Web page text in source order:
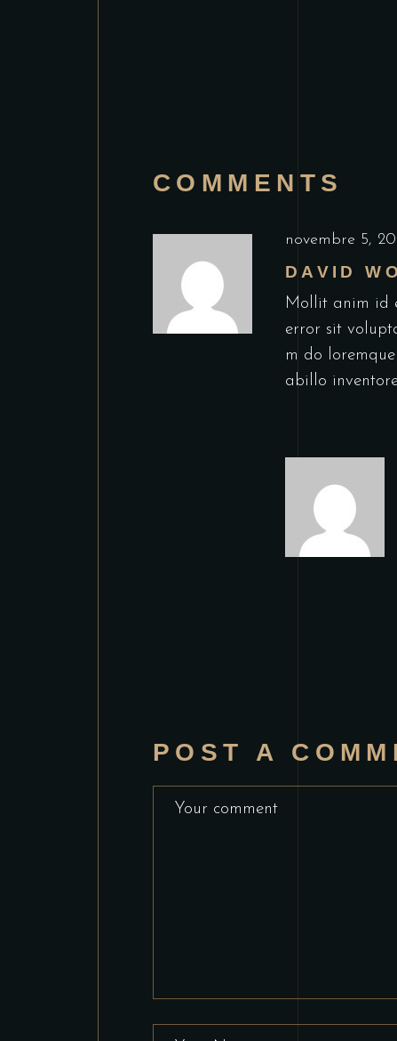
COMMENTS
novembre 5,
DAVID
Mollit anim id
error sit
m do
abillo
POST A